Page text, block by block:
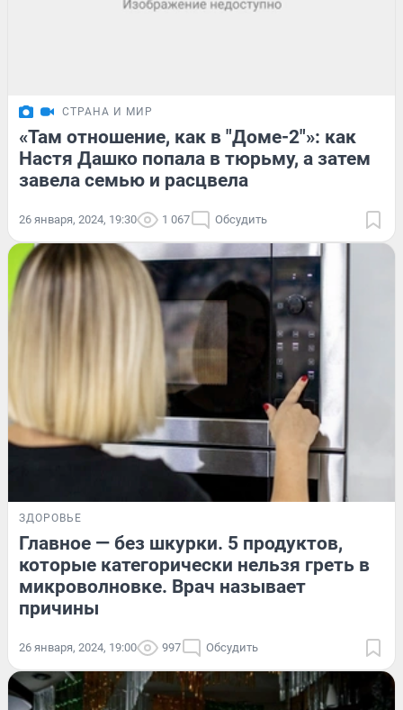
СТРАНА И МИР
«Там отношение, как в "Доме-2"»: как
Настя Дашко попала в тюрьму, а затем
завела семью и расцвела
26 января, 2024, 19:30 1 067 Обсудить
ЗДОРОВЬЕ
Главное — без шкурки. 5 продуктов,
которые категорически нельзя греть в
микроволновке. Врач называет
причины
26 января, 2024, 19:00 997 Обсудить